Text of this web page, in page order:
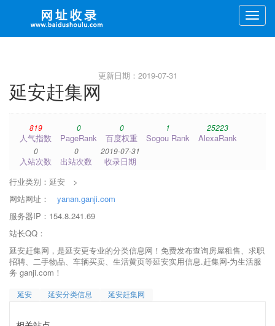
Toggle
更新日期：2019-07-31
延安赶集网
819
人气指数
0
PageRank
0
百度权重
1
Sogou Rank
25223
AlexaRank
0
入站次数
0
出站次数
2019-07-31
收录日期
行业类别： 延安
>
网站网址：
yanan.ganji.com
服务器IP：154.8.241.69
站长QQ：
延安赶集网，是延安更专业的分类信息网！免费发布查询房屋租售、求职
招聘、二手物品、车辆买卖、生活黄页等延安实用信息.赶集网-为生活服
务 ganji.com！
延安 延安分类信息 延安赶集网